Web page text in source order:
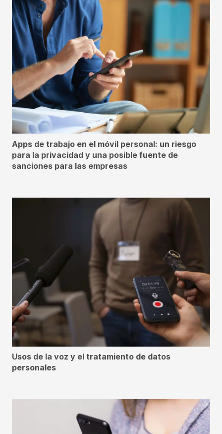
Apps de trabajo en el móvil personal: un riesgo
para la privacidad y una posible fuente de
sanciones para las empresas
Usos de la voz y el tratamiento de datos
personales